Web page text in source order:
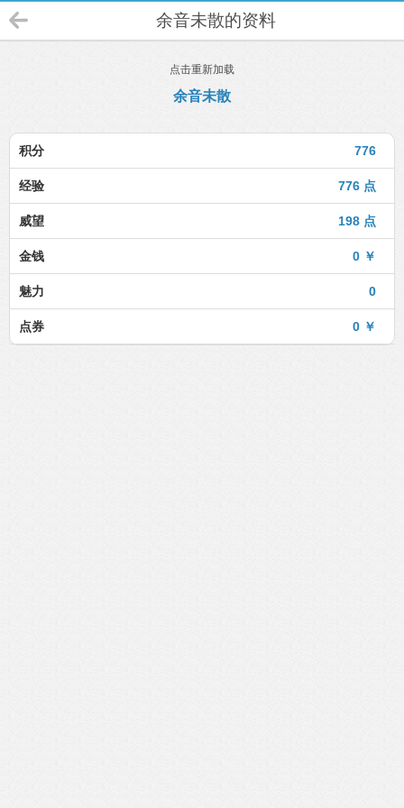
余音未散的资料
点击重新加载
余音未散
776
积分
776 点
经验
198 点
威望
0 ￥
金钱
0
魅力
0 ￥
点券